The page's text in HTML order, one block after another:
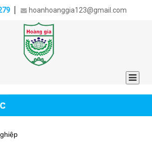
hoanhoanggia123@gmail.com